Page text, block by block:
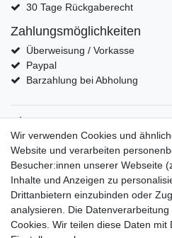
30 Tage Rückgaberecht
Zahlungsmöglichkeiten
Überweisung / Vorkasse
Paypal
Barzahlung bei Abholung
Shop
moderne Regale
Designer Kommoden
Designer Schreibtische
Musterstücke von Oberflächen
Mein Konto
eröffne dein eigenes Konto bei
Wir verwenden Cookies und
Website und verarbeiten
Besucher:innen unserer Webseite
Inhalte und Anzeigen zu
Drittanbietern einzubinden oder
analysieren. Die
Cookies. Wir teilen diese Daten mit